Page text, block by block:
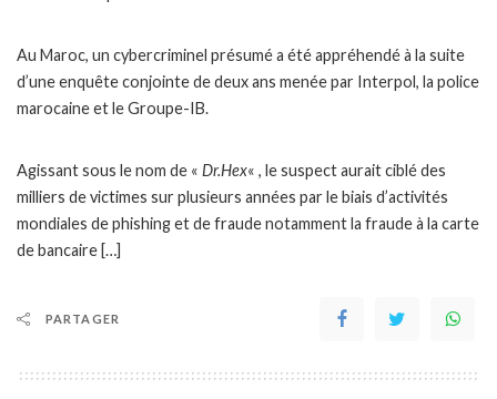
Au Maroc, un cybercriminel présumé a été appréhendé à la suite
d’une enquête conjointe de deux ans menée par Interpol, la police
marocaine et le Groupe-IB.
Agissant sous le nom de « Dr.Hex« , le suspect aurait ciblé des
milliers de victimes sur plusieurs années par le biais d’activités
mondiales de phishing et de fraude notamment la fraude à la carte
de bancaire […]
PARTAGER